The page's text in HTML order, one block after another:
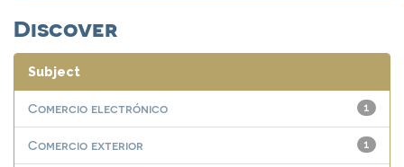
Discover
Subject
1
Comercio electrónico
1
Comercio exterior